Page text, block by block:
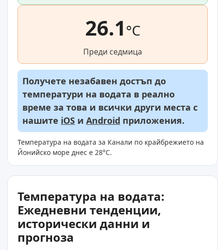
26.1°C
Преди седмица
Получете незабавен достъп до
температури на водата в реално
време за това и всички други места с
нашите iOS и Android приложения.
Температура на водата за Канали по крайбрежието на
Йонийско море днес е 28°C.
Температура на водата:
Ежедневни тенденции,
исторически данни и
прогноза